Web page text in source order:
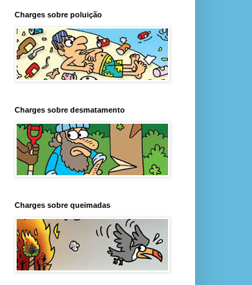
Charges sobre poluição
Charges sobre desmatamento
Charges sobre queimadas